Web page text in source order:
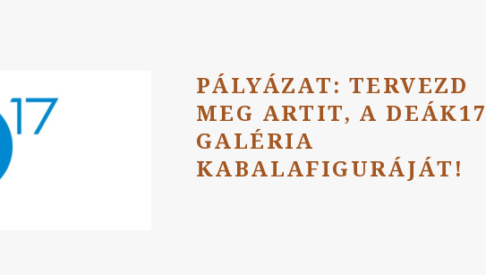
PÁLYÁZAT: TERVEZD
MEG ARTIT, A DEÁK17
GALÉRIA
KABALAFIGURÁJÁT!